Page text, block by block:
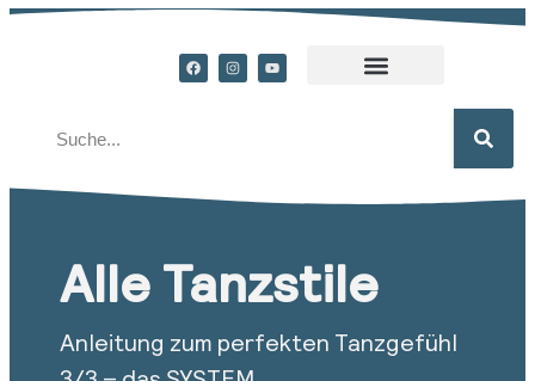
Alle Tanzstile
Anleitung zum perfekten Tanzgefühl